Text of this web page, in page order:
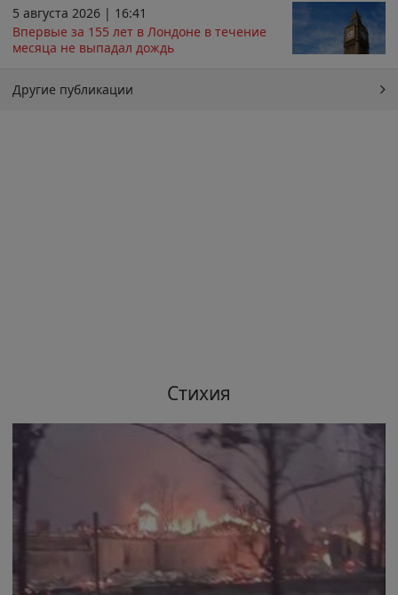
5 августа 2026 | 16:41
Впервые за 155 лет в Лондоне в течение
месяца не выпадал дождь
Другие публикации
Стихия